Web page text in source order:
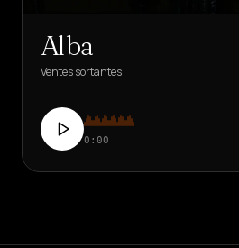
Alba
Ventes sortantes
0:00